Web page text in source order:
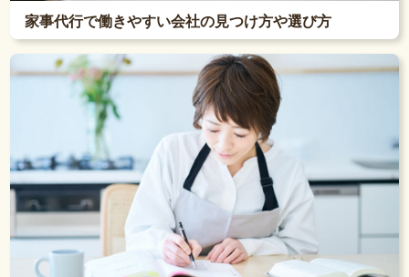
家事代行で働きやすい会社の見つけ方や選び方